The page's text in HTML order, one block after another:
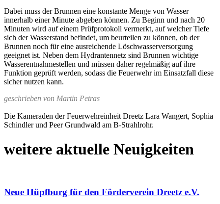
Dabei muss der Brunnen eine konstante Menge von Wasser
innerhalb einer Minute abgeben können. Zu Beginn und nach 20
Minuten wird auf einem Prüfprotokoll vermerkt, auf welcher Tiefe
sich der Wasserstand befindet, um beurteilen zu können, ob der
Brunnen noch für eine ausreichende Löschwasserversorgung
geeignet ist. Neben dem Hydrantennetz sind Brunnen wichtige
Wasserentnahmestellen und müssen daher regelmäßig auf ihre
Funktion geprüft werden, sodass die Feuerwehr im Einsatzfall diese
sicher nutzen kann.
geschrieben von Martin Petras
Die Kameraden der Feuerwehreinheit Dreetz Lara Wangert, Sophia
Schindler und Peer Grundwald am B-Strahlrohr.
weitere aktuelle Neuigkeiten
Neue Hüpfburg für den Förderverein Dreetz e.V.